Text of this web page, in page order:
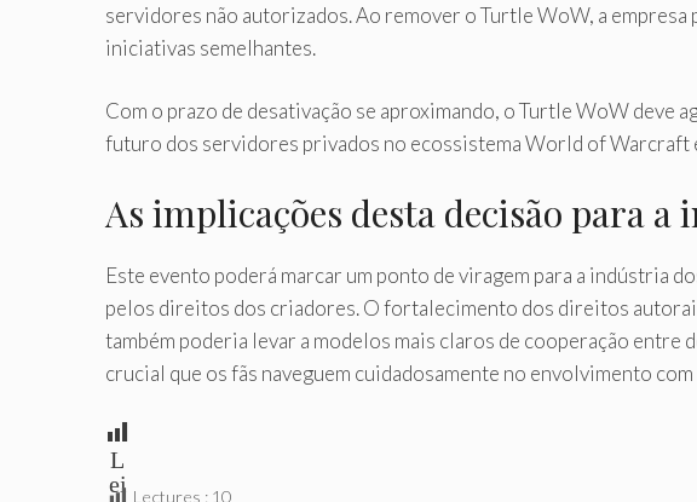
servidores não autorizados. Ao remover o Turtle WoW, a
iniciativas semelhantes.
Com o prazo de desativação se aproximando, o Turtle WoW deve
futuro dos servidores privados no ecossistema World of Warcraft
As implicações desta decisão para a
Este evento poderá marcar um ponto de viragem para a indústria
pelos direitos dos criadores. O fortalecimento dos direitos
também poderia levar a modelos mais claros de cooperação entre
crucial que os fãs naveguem cuidadosamente no envolvimento
L
ei
Lectures : 10